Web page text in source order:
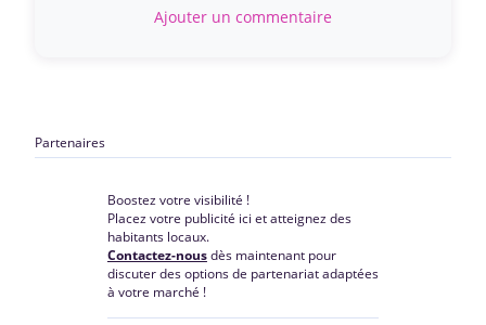
Ajouter un commentaire
Partenaires
Boostez votre visibilité !
Placez votre publicité ici et atteignez des
habitants locaux.
Contactez-nousdès maintenant pour
discuter des options de partenariat adaptées
à votre marché !